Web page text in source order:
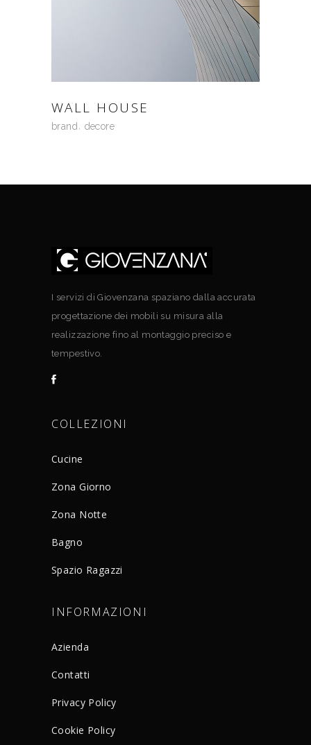
WALL HOUSE
brand decore
I servizi di Giovenzana spaziano dalla accurata
progettazione dei mobili su misura alla
realizzazione fino al montaggio preciso e
tempestivo.
COLLEZIONI
Cucine
Zona Giorno
Zona Notte
Bagno
Spazio Ragazzi
INFORMAZIONI
Azienda
Contatti
Privacy Policy
Cookie Policy